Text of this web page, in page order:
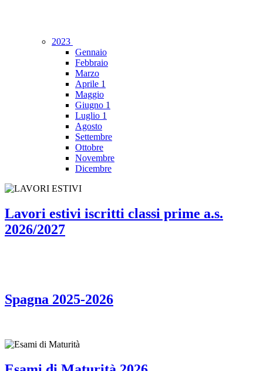
2023
Gennaio
Febbraio
Marzo
Aprile 1
Maggio
Giugno 1
Luglio 1
Agosto
Settembre
Ottobre
Novembre
Dicembre
Lavori estivi iscritti classi prime a.s.
2026/2027
Spagna 2025-2026